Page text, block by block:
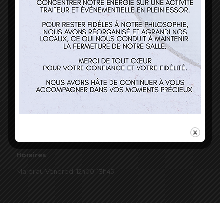
Nos services
Restaurant
Contact
Horaires
Mardi au Vendredi 12h00-13h45